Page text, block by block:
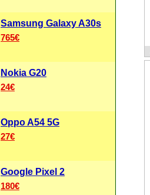
Samsung Galaxy A30s
765€
Nokia G20
24€
Oppo A54 5G
27€
Google Pixel 2
180€